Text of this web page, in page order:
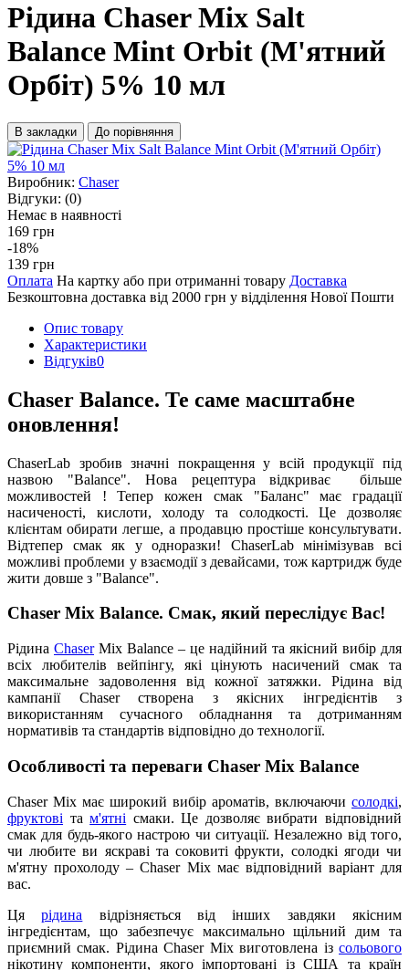
Рідина Chaser Mix Salt
Balance Mint Orbit (М'ятний
Орбіт) 5% 10 мл
В закладки До порівняння
Виробник: Chaser
Відгуки: (0)
Немає в наявності
169 грн
-18%
139 грн
Оплата На картку або при отриманні товару Доставка
Безкоштовна доставка від 2000 грн у відділення Нової Пошти
Опис товару
Характеристики
Відгуків0
Chaser Balance. Те саме масштабне
оновлення!
ChaserLab зробив значні покращення у всій продукції під
назвою "Balance". Нова рецептура відкриває більше
можливостей ! Тепер кожен смак "Баланс" має градації
насиченості, кислоти, холоду та солодкості. Це дозволяє
клієнтам обирати легше, а продавцю простіше консультувати.
Відтепер смак як у одноразки! ChaserLab мінімізував всі
можливі проблеми у взаємодії з девайсами, тож картридж буде
жити довше з "Balance".
Chaser Mix Balance. Смак, який переслідує Вас!
Рідина ChaserMix Balance – це надійний та якісний вибір для
всіх любителів вейпінгу, які цінують насичений смак та
максимальне задоволення від кожної затяжки. Рідина від
кампанії Chaser створена з якісних інгредієнтів з
використанням сучасного обладнання та дотриманням
нормативів та стандартів відповідно до технології.
Особливості та переваги Chaser Mix Balance
Chaser Mix має широкий вибір ароматів, включаючи солодкі,
фруктові там'ятні смаки. Це дозволяє вибрати відповідний
смак для будь-якого настрою чи ситуації. Незалежно від того,
чи любите ви яскраві та соковиті фрукти, солодкі ягоди чи
м'ятну прохолоду – Chaser Mix має відповідний варіант для
вас.
Цярідина відрізняється від інших завдяки якісним
інгредієнтам, що забезпечує максимально щільний дим та
приємний смак. Рідина Chaser Mix виготовлена із сольового
нікотину компоненти, якого імпортовані із США та країн